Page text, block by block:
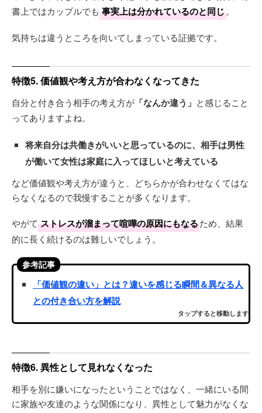
書上ではカップルでも 事実上は分かれているのと同じ。
気持ちは違うところを向いてしまっている証拠です。
特徴5. 価値観や考え方が合わなくなってきた
自分と付き合う相手の考え方が 「なんか違う」 と感じること
ってありますよね。
将来自分は共働きがいいと思っているのに、相手は男性
が働いて女性は家庭に入ってほしいと考えている
など価値観や考え方が違うと、どちらかが合わせなくてはな
らなくなるので我慢することが多くなります。
やがて ストレスが溜まって喧嘩の原因にもなるため、結果
的に長く続けるのは難しいでしょう。
参考記事
「価値観の違い」とは？違いを感じる瞬間＆異なる人
との付き合い方を解説
タップすると移動します
特徴6. 異性として見れなくなった
相手を別に嫌いになったということではなく、一緒にいる間
に家族や友達のような関係になり、異性として魅力がなくな